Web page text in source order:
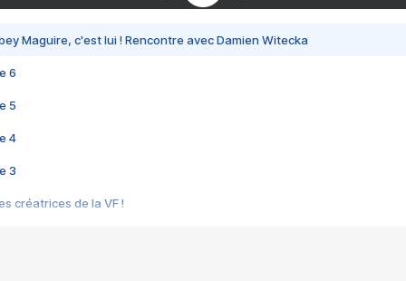
Maguire, c'est lui ! Rencontre avec Damien Witecka
6
5
4
3
créatrices de la VF !